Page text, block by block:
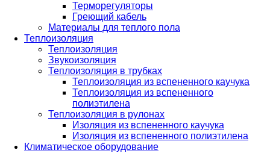
Терморегуляторы
Греющий кабель
Материалы для теплого пола
Теплоизоляция
Теплоизоляция
Звукоизоляция
Теплоизоляция в трубках
Теплоизоляция из вспененного каучука
Теплоизоляция из вспененного
полиэтилена
Теплоизоляция в рулонах
Изоляция из вспененного каучука
Изоляция из вспененного полиэтилена
Климатическое оборудование